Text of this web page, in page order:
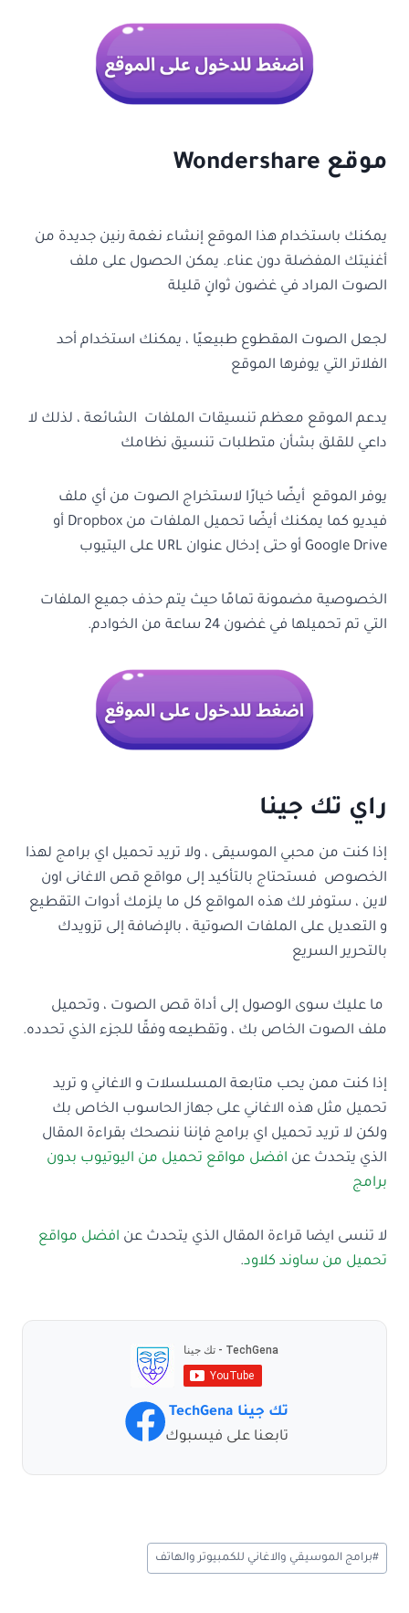
موقع Wondershare
يمكنك باستخدام هذا الموقع إنشاء نغمة رنين جديدة من
أغنيتك المفضلة دون عناء. يمكن الحصول على ملف
الصوت المراد في غضون ثوانٍ قليلة
لجعل الصوت المقطوع طبيعيًا ، يمكنك استخدام أحد
الفلاتر التي يوفرها الموقع
يدعم الموقع معظم تنسيقات الملفات الشائعة ، لذلك لا
داعي للقلق بشأن متطلبات تنسيق نظامك
يوفر الموقع أيضًا خيارًا لاستخراج الصوت من أي ملف
فيديو كما يمكنك أيضًا تحميل الملفات من Dropbox أو
Google Drive أو حتى إدخال عنوان URL على اليتيوب
الخصوصية مضمونة تمامًا حيث يتم حذف جميع الملفات
التي تم تحميلها في غضون 24 ساعة من الخوادم.
راي تك جينا
إذا كنت من محبي الموسيقى ، ولا تريد تحميل اي برامج لهذا
الخصوص فستحتاج بالتأكيد إلى مواقع قص الاغانى اون
لاين ، ستوفر لك هذه المواقع كل ما يلزمك أدوات التقطيع
و التعديل على الملفات الصوتية ، بالإضافة إلى تزويدك
بالتحرير السريع
ما عليك سوى الوصول إلى أداة قص الصوت ، وتحميل
ملف الصوت الخاص بك ، وتقطيعه وفقًا للجزء الذي تحدده.
إذا كنت ممن يحب متابعة المسلسلات و الاغاني و تريد
تحميل مثل هذه الاغاني على جهاز الحاسوب الخاص بك
ولكن لا تريد تحميل اي برامج فإننا ننصحك بقراءة المقال
الذي يتحدث عن افضل مواقع تحميل من اليوتيوب بدون
برامج
لا تنسى ايضا قراءة المقال الذي يتحدث عن افضل مواقع
تحميل من ساوند كلاود.
تك جينا TechGena
تابعنا على فيسبوك
وسوم
المقال:
#برامج الموسيقي والاغاني للكمبيوتر والهاتف